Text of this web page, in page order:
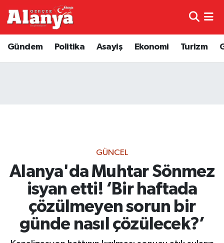
Gündem Politika Asayiş Ekonomi Turizm
GÜNCEL
Alanya'da Muhtar Sönmez
isyan etti! ‘Bir haftada
çözülmeyen sorun bir
günde nasıl çözülecek?’
Genel
Dünya
Ekonomi
Trafik Durumu
Haber Arşivi